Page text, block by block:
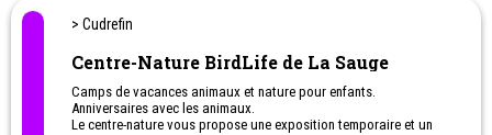
> Cudrefin
Centre-Nature BirdLife de La Sauge
Camps de vacances animaux et nature pour enfants.
Anniversaires avec les animaux.
Le centre-nature vous propose une exposition temporaire et un